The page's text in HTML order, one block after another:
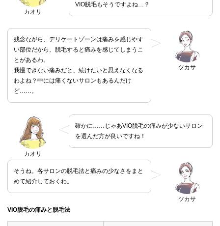
カオリ
VIO脱毛もそうですよね…？
ツカサ
残念ながら、デリケートゾーンは痛みを感じやす
い部位だから、脱毛すると痛みを感じてしまうこ
とがあるわ。
我慢できない痛みだと、続けたいと思えなくなる
わよね？中には痛くないサロンもあるんだけ
ど……。
カオリ
確かに……じゃあVIO脱毛の痛みが少ないサロン
を選んだ方が良いですね！
ツカサ
そうね。各サロンの脱毛法と痛みの少なさをまと
めて紹介しておくわ。
VIO脱毛の痛みと脱毛法